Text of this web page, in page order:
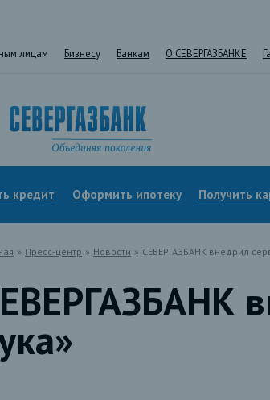
лицам Бизнесу Банкам О СЕВЕРГАЗБАНКЕ
кредит Оформить ипотеку Получить
» Пресс-центр » Новости » СЕВЕРГАЗБАНК внедрил